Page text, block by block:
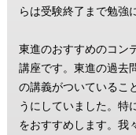
らは受験終了まで勉強
東進のおすすめのコン
講座です。東進の過去
の講義がついているこ
うにしていました。特
をおすすめします。我